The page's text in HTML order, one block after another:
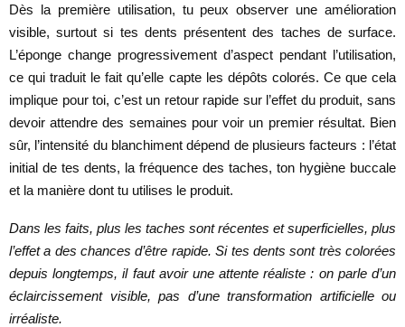
Dès la première utilisation, tu peux observer une amélioration
visible, surtout si tes dents présentent des taches de surface.
L’éponge change progressivement d’aspect pendant l’utilisation,
ce qui traduit le fait qu’elle capte les dépôts colorés. Ce que cela
implique pour toi, c’est un retour rapide sur l’effet du produit, sans
devoir attendre des semaines pour voir un premier résultat. Bien
sûr, l’intensité du blanchiment dépend de plusieurs facteurs : l’état
initial de tes dents, la fréquence des taches, ton hygiène buccale
et la manière dont tu utilises le produit.
Dans les faits, plus les taches sont récentes et superficielles, plus
l’effet a des chances d’être rapide. Si tes dents sont très colorées
depuis longtemps, il faut avoir une attente réaliste : on parle d’un
éclaircissement visible, pas d’une transformation artificielle ou
irréaliste.